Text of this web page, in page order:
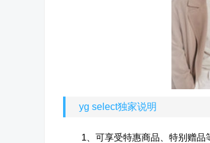
yg select独家说明
1、可享受特惠商品、特别赠品